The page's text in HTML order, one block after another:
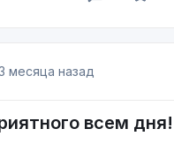
месяца назад
всем дня!